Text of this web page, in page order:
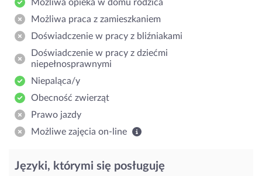
Możliwa opieka w domu rodzica
Możliwa praca z zamieszkaniem
Doświadczenie w pracy z bliźniakami
Doświadczenie w pracy z dziećmi
niepełnosprawnymi
Niepaląca/y
Obecność zwierząt
Prawo jazdy
Możliwe zajęcia on-line
Języki, którymi się posługuję